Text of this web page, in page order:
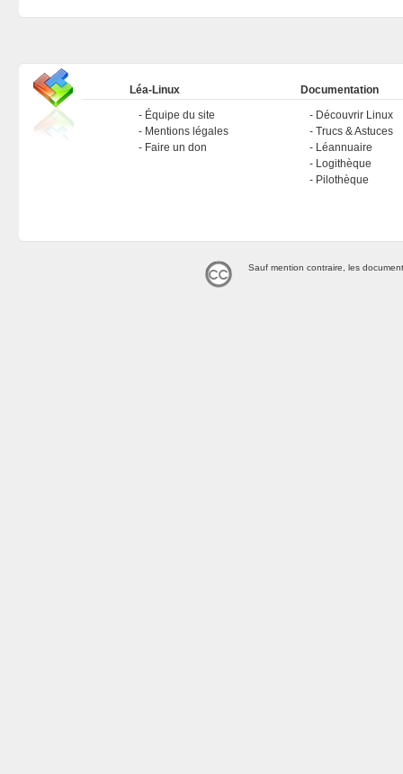
Léa-Linux
Équipe du site
Mentions légales
Faire un don
Documentation
Découvrir Linux
Trucs & Astuces
Léannuaire
Logithèque
Pilothèque
Sauf mention contraire, les